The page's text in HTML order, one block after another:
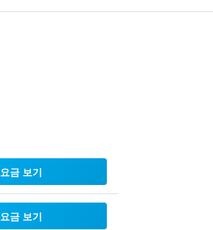
요금 보기
요금 보기